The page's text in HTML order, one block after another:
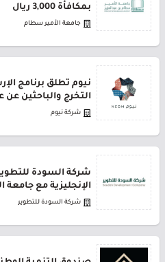
بمكافأة 3,000 ريال
جامعة الأمير سطام
نيوم تطلق برنامج
التخرج والباحثين عن
شركة نيوم
شركة السودة
الإنجليزية مع جامعة
شركة السودة للتطوير